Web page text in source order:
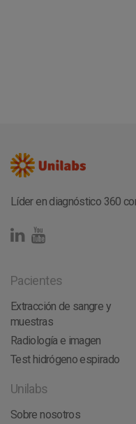
Líder en diagnóstico 360
Pacientes
Extracción de sangre y
muestras
Radiología e imagen
Test hidrógeno espirado
Unilabs
Sobre nosotros